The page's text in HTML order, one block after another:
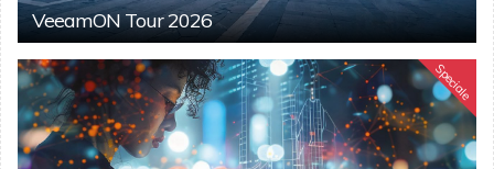
VeeamON Tour 2026
Speciale